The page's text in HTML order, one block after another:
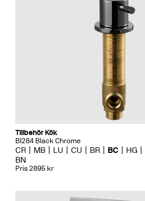
Tillbehör Kök
BI284 Black Chrome
CR MB LU CU BR BC HG
BN
Pris 2895 kr